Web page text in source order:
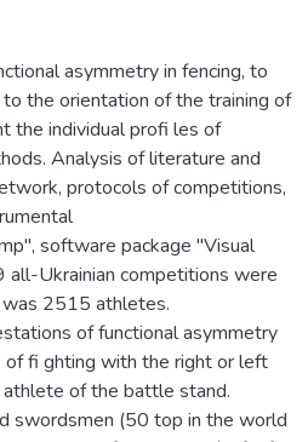
asymmetry in fencing, to
the orientation of the training of
the individual profi les of
Analysis of literature and
protocols of competitions,
software package "Visual
all-Ukrainian competitions were
was 2515 athletes.
of functional asymmetry
of fi ghting with the right or left
of the battle stand.
swordsmen (50 top in the world